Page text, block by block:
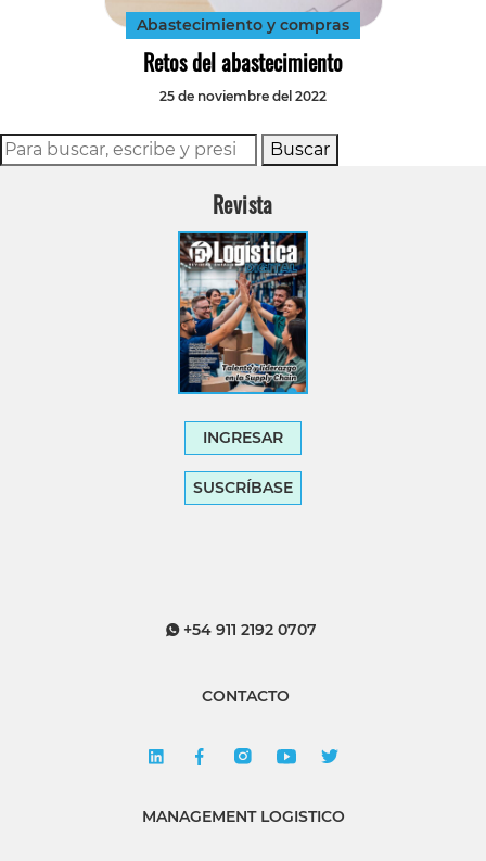
Abastecimiento y compras
Retos del abastecimiento
25 de noviembre del 2022
Buscar
Revista
INGRESAR
SUSCRÍBASE
+54 911 2192 0707
CONTACTO
MANAGEMENT LOGISTICO